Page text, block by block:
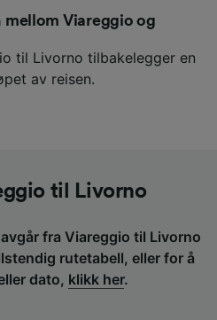
mellom Viareggio og
til Livorno tilbakelegger en
av reisen.
til Livorno
fra Viareggio til Livorno
rutetabell, eller for å
dato, klikk her.